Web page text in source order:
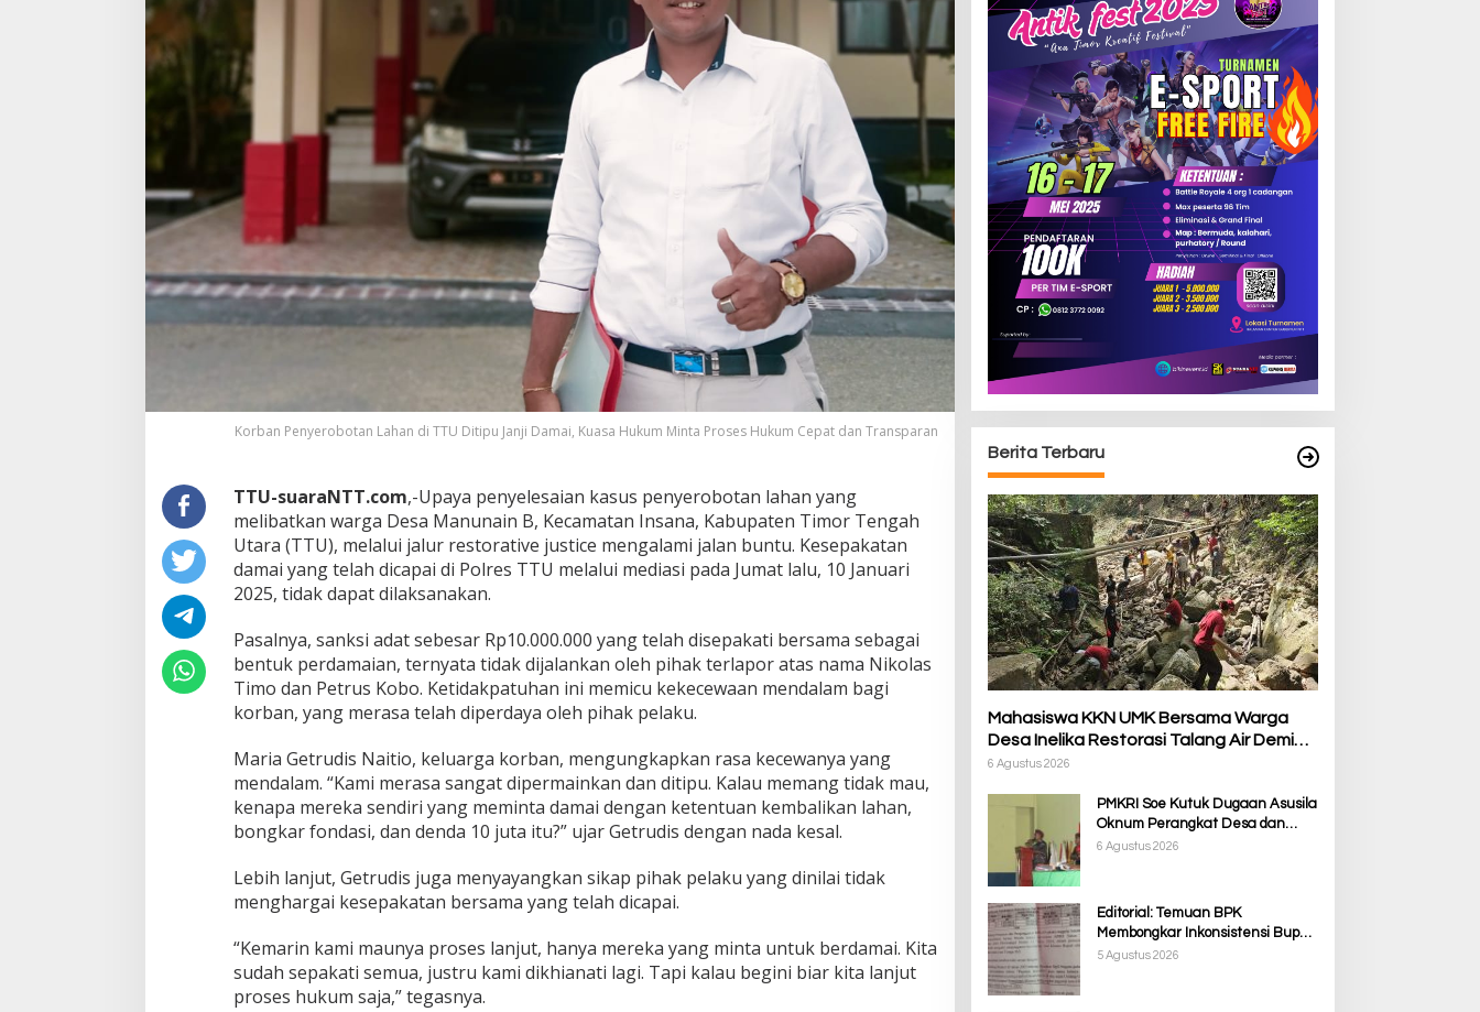
Korban Penyerobotan Lahan di TTU Ditipu Janji Damai, Kuasa Hukum Minta Proses Hukum Cepat dan Transparan
TTU-suaraNTT.com,-Upaya penyelesaian kasus penyerobotan lahan yang
melibatkan warga Desa Manunain B, Kecamatan Insana, Kabupaten Timor Tengah
Utara (TTU), melalui jalur restorative justice mengalami jalan buntu. Kesepakatan
damai yang telah dicapai di Polres TTU melalui mediasi pada Jumat lalu, 10 Januari
2025, tidak dapat dilaksanakan.
Pasalnya, sanksi adat sebesar Rp10.000.000 yang telah disepakati bersama sebagai
bentuk perdamaian, ternyata tidak dijalankan oleh pihak terlapor atas nama Nikolas
Timo dan Petrus Kobo. Ketidakpatuhan ini memicu kekecewaan mendalam bagi
korban, yang merasa telah diperdaya oleh pihak pelaku.
Maria Getrudis Naitio, keluarga korban, mengungkapkan rasa kecewanya yang
mendalam. “Kami merasa sangat dipermainkan dan ditipu. Kalau memang tidak mau,
kenapa mereka sendiri yang meminta damai dengan ketentuan kembalikan lahan,
bongkar fondasi, dan denda 10 juta itu?” ujar Getrudis dengan nada kesal.
Lebih lanjut, Getrudis juga menyayangkan sikap pihak pelaku yang dinilai tidak
menghargai kesepakatan bersama yang telah dicapai.
“Kemarin kami maunya proses lanjut, hanya mereka yang minta untuk berdamai. Kita
sudah sepakati semua, justru kami dikhianati lagi. Tapi kalau begini biar kita lanjut
proses hukum saja,” tegasnya.
Berita Terbaru
Mahasiswa KKN UMK Bersama Warga
Desa Inelika Restorasi Talang Air Demi
Kelancaran Irigasi Sawah
6 Agustus 2026
PMKRI Soe Kutuk Dugaan Asusila
Oknum Perangkat Desa dan
Guru PPPK, Soroti Ketimpangan
6 Agustus 2026
Editorial: Temuan BPK
Membongkar Inkonsistensi Bupati
Kupang dalam Menjalankan
5 Agustus 2026